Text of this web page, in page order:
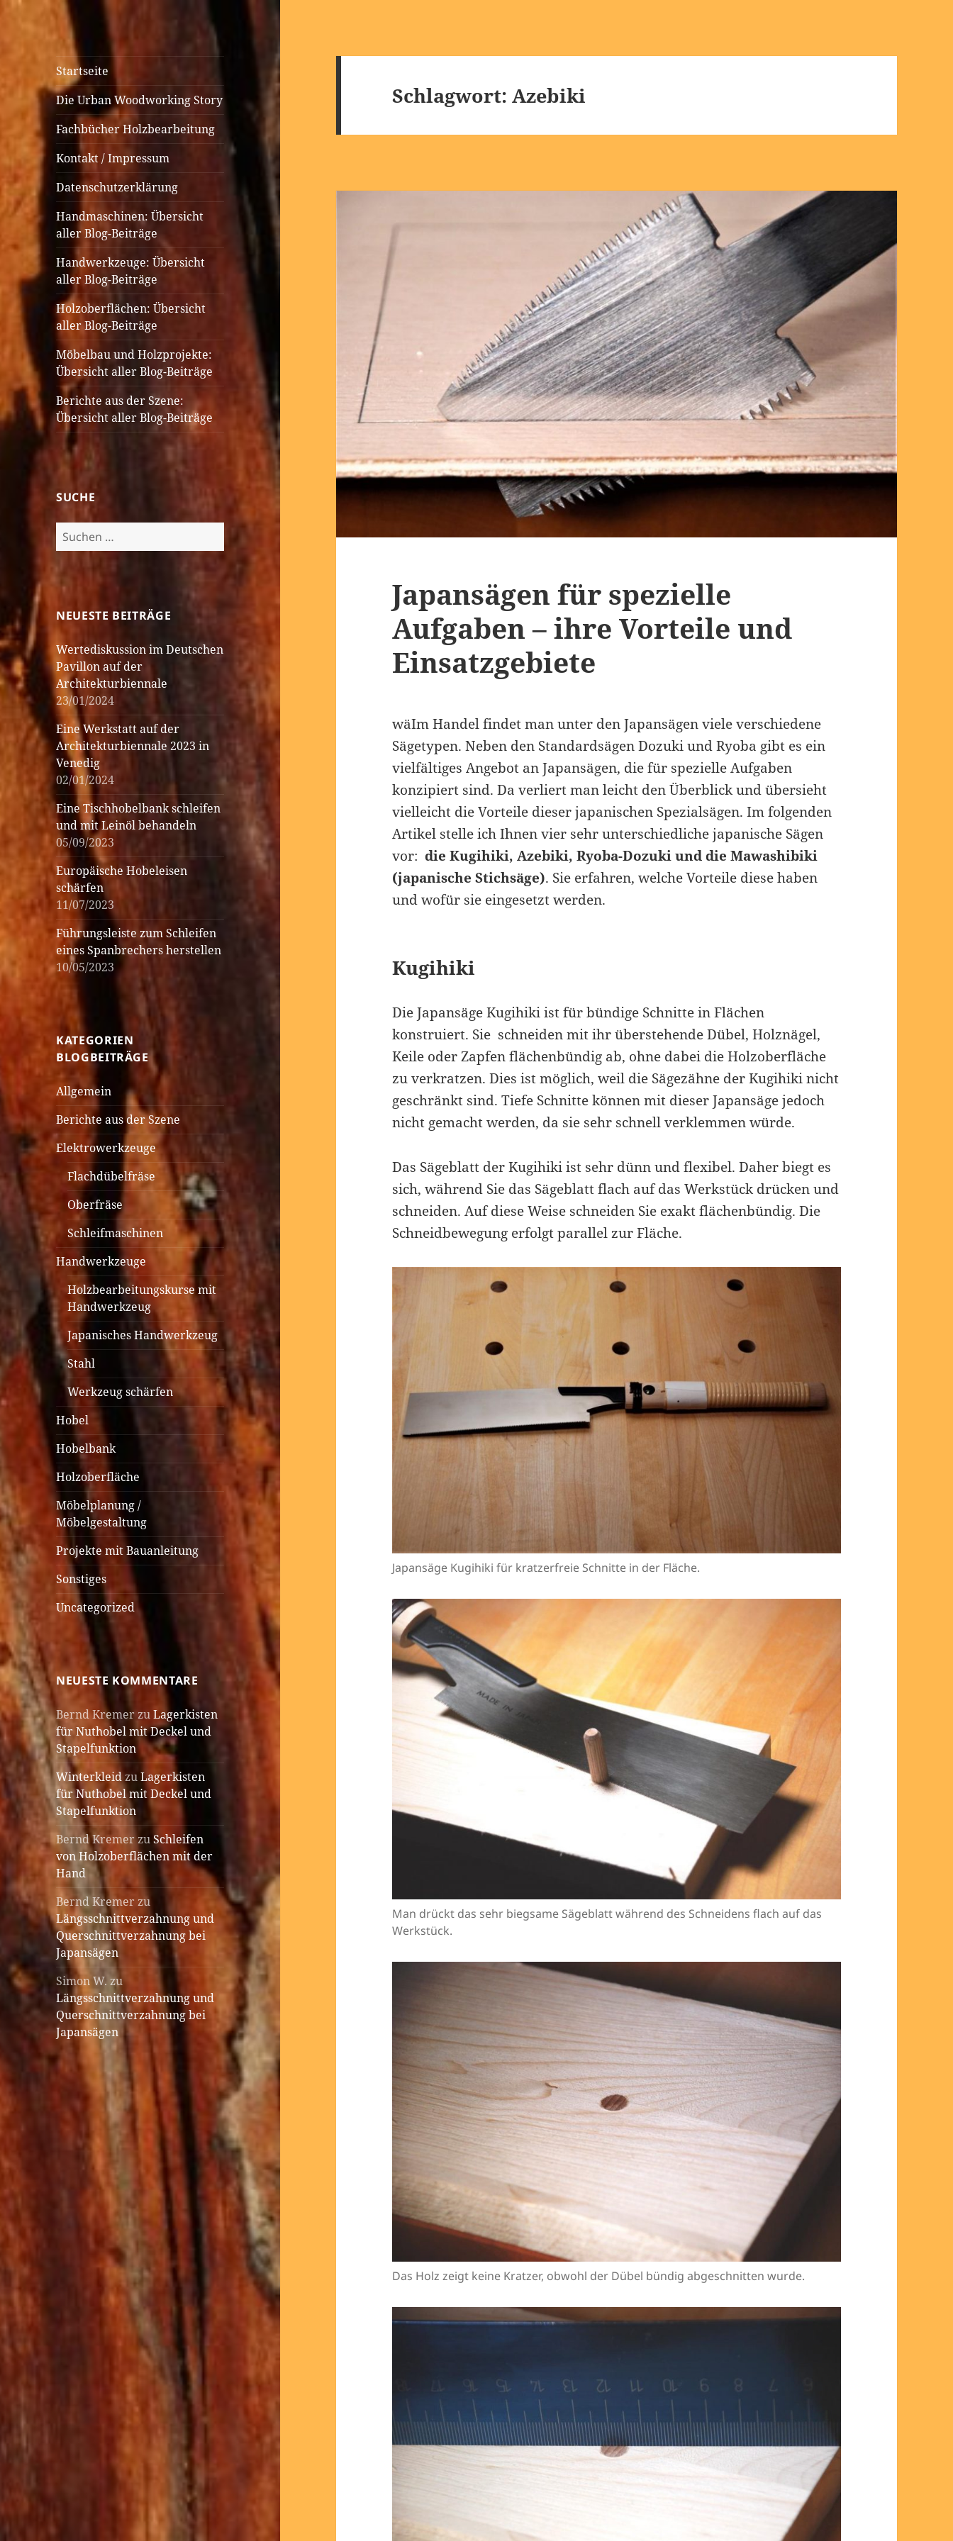
Urban
Woodworking
Holzbearbeitung auf kleinem
Raum
Startseite
Die Urban Woodworking Story
Fachbücher Holzbearbeitung
Kontakt / Impressum
Datenschutzerklärung
Handmaschinen: Übersicht
aller Blog-Beiträge
Handwerkzeuge: Übersicht
aller Blog-Beiträge
Holzoberflächen: Übersicht
aller Blog-Beiträge
Möbelbau und Holzprojekte:
Übersicht aller Blog-Beiträge
Berichte aus der Szene:
Übersicht aller Blog-Beiträge
SUCHE
Suchen
nach:
NEUESTE BEITRÄGE
Wertediskussion im Deutschen
Pavillon auf der
Architekturbiennale
23/01/2024
Eine Werkstatt auf der
Architekturbiennale 2023 in
Venedig
02/01/2024
Eine Tischhobelbank schleifen
und mit Leinöl behandeln
05/09/2023
Europäische Hobeleisen
schärfen
11/07/2023
Führungsleiste zum Schleifen
eines Spanbrechers herstellen
10/05/2023
KATEGORIEN
BLOGBEITRÄGE
Allgemein
Berichte aus der Szene
Elektrowerkzeuge
Flachdübelfräse
Oberfräse
Schleifmaschinen
Handwerkzeuge
Holzbearbeitungskurse mit
Handwerkzeug
Japanisches Handwerkzeug
Stahl
Werkzeug schärfen
Hobel
Hobelbank
Holzoberfläche
Möbelplanung /
Möbelgestaltung
Projekte mit Bauanleitung
Sonstiges
Uncategorized
NEUESTE KOMMENTARE
Bernd KremerzuLagerkisten
für Nuthobel mit Deckel und
Stapelfunktion
WinterkleidzuLagerkisten
für Nuthobel mit Deckel und
Stapelfunktion
Bernd KremerzuSchleifen
von Holzoberflächen mit der
Hand
Bernd Kremerzu
Längsschnittverzahnung und
Querschnittverzahnung bei
Japansägen
Simon W. zu
Längsschnittverzahnung und
Querschnittverzahnung bei
Japansägen
Schlagwort:Azebiki
Japansägen für spezielle
Aufgaben – ihre Vorteile und
Einsatzgebiete
wäIm Handel findet man unter den Japansägen viele verschiedene
Sägetypen. Neben den Standardsägen Dozuki und Ryoba gibt es ein
vielfältiges Angebot an Japansägen, die für spezielle Aufgaben
konzipiert sind. Da verliert man leicht den Überblick und übersieht
vielleicht die Vorteile dieser japanischen Spezialsägen. Im folgenden
Artikel stelle ich Ihnen vier sehr unterschiedliche japanische Sägen
vor: die Kugihiki, Azebiki, Ryoba-Dozuki und die Mawashibiki
(japanische Stichsäge). Sie erfahren, welche Vorteile diese haben
und wofür sie eingesetzt werden.
Kugihiki
Die Japansäge Kugihiki ist für bündige Schnitte in Flächen
konstruiert. Sie schneiden mit ihr überstehende Dübel, Holznägel,
Keile oder Zapfen flächenbündig ab, ohne dabei die Holzoberfläche
zu verkratzen. Dies ist möglich, weil die Sägezähne der Kugihiki nicht
geschränkt sind. Tiefe Schnitte können mit dieser Japansäge jedoch
nicht gemacht werden, da sie sehr schnell verklemmen würde.
Das Sägeblatt der Kugihiki ist sehr dünn und flexibel. Daher biegt es
sich, während Sie das Sägeblatt flach auf das Werkstück drücken und
schneiden. Auf diese Weise schneiden Sie exakt flächenbündig. Die
Schneidbewegung erfolgt parallel zur Fläche.
Japansäge Kugihiki für kratzerfreie Schnitte in der Fläche.
Man drückt das sehr biegsame Sägeblatt während des Schneidens flach auf das
Werkstück.
Das Holz zeigt keine Kratzer, obwohl der Dübel bündig abgeschnitten wurde.